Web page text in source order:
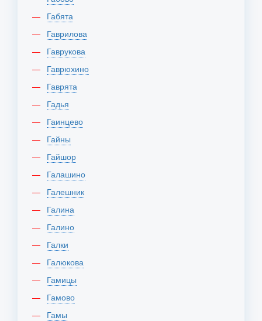
Габята
Гаврилова
Гаврукова
Гаврюхино
Гаврята
Гадья
Гаинцево
Гайны
Гайшор
Галашино
Галешник
Галина
Галино
Галки
Галюкова
Гамицы
Гамово
Гамы